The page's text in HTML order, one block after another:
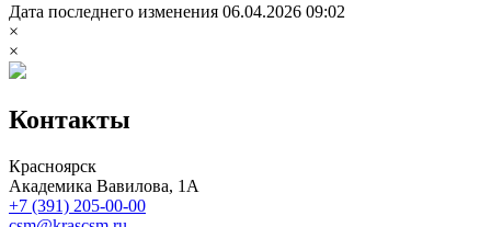
Дата последнего изменения 06.04.2026 09:02
×
×
Контакты
Красноярск
Академика Вавилова, 1А
+7 (391) 205-00-00